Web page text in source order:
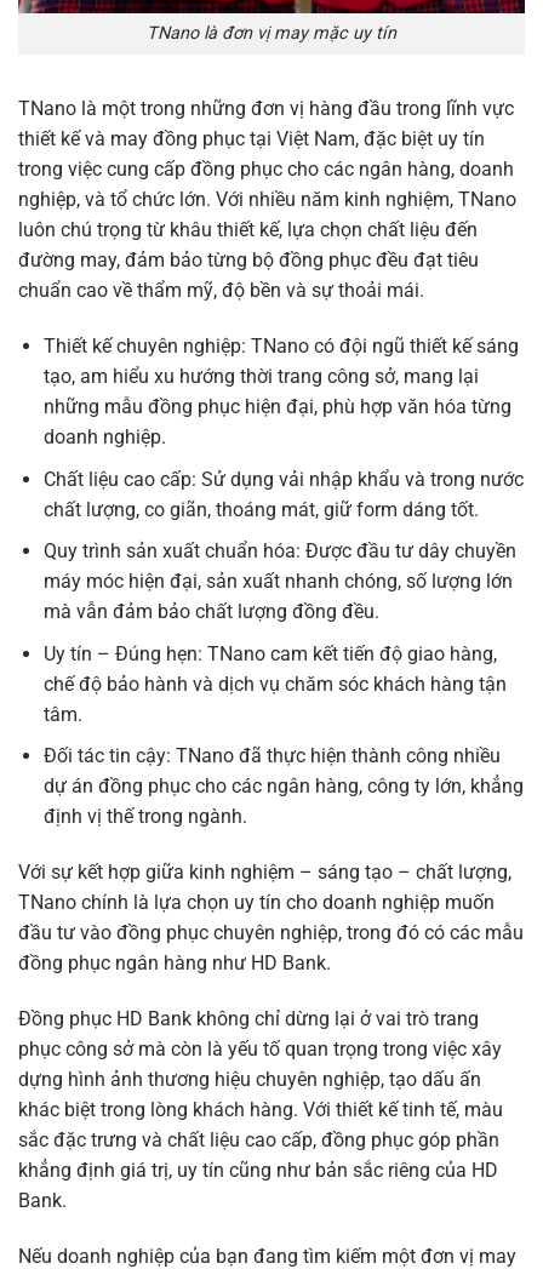
TNano là đơn vị may mặc uy tín
TNano là một trong những đơn vị hàng đầu trong lĩnh vực
thiết kế và may đồng phục tại Việt Nam, đặc biệt uy tín
trong việc cung cấp đồng phục cho các ngân hàng, doanh
nghiệp, và tổ chức lớn. Với nhiều năm kinh nghiệm, TNano
luôn chú trọng từ khâu thiết kế, lựa chọn chất liệu đến
đường may, đảm bảo từng bộ đồng phục đều đạt tiêu
chuẩn cao về thẩm mỹ, độ bền và sự thoải mái.
Thiết kế chuyên nghiệp: TNano có đội ngũ thiết kế sáng
tạo, am hiểu xu hướng thời trang công sở, mang lại
những mẫu đồng phục hiện đại, phù hợp văn hóa từng
doanh nghiệp.
Chất liệu cao cấp: Sử dụng vải nhập khẩu và trong nước
chất lượng, co giãn, thoáng mát, giữ form dáng tốt.
Quy trình sản xuất chuẩn hóa: Được đầu tư dây chuyền
máy móc hiện đại, sản xuất nhanh chóng, số lượng lớn
mà vẫn đảm bảo chất lượng đồng đều.
Uy tín – Đúng hẹn: TNano cam kết tiến độ giao hàng,
chế độ bảo hành và dịch vụ chăm sóc khách hàng tận
tâm.
Đối tác tin cậy: TNano đã thực hiện thành công nhiều
dự án đồng phục cho các ngân hàng, công ty lớn, khẳng
định vị thế trong ngành.
Với sự kết hợp giữa kinh nghiệm – sáng tạo – chất lượng,
TNano chính là lựa chọn uy tín cho doanh nghiệp muốn
đầu tư vào đồng phục chuyên nghiệp, trong đó có các mẫu
đồng phục ngân hàng như HD Bank.
Đồng phục HD Bank không chỉ dừng lại ở vai trò trang
phục công sở mà còn là yếu tố quan trọng trong việc xây
dựng hình ảnh thương hiệu chuyên nghiệp, tạo dấu ấn
khác biệt trong lòng khách hàng. Với thiết kế tinh tế, màu
sắc đặc trưng và chất liệu cao cấp, đồng phục góp phần
khẳng định giá trị, uy tín cũng như bản sắc riêng của HD
Bank.
Nếu doanh nghiệp của bạn đang tìm kiếm một đơn vị may